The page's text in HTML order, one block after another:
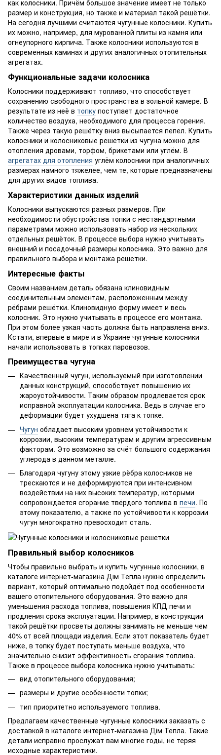
как колосники. Причём большое значение имеет не только
размер и конструкция, но также и материал такой решётки.
На сегодня лучшими считаются чугунные колосники. Купить
их можно, например, для мурованной плиты из камня или
огнеупорного кирпича. Также колосники используются в
современных каминах и других аналогичных отопительных
агрегатах.
Функциональные задачи колосника
Колосники поддерживают топливо, что способствует
сохранению свободного пространства в зольной камере. В
результате из неё в топку поступает достаточное
количество воздуха, необходимого для процесса горения.
Также через такую решётку вниз высыпается пепел. Купить
колосники и колосниковые решётки из чугуна можно для
отопления дровами, торфом, брикетами или углём. В
агрегатах для отопления углём колосники при аналогичных
размерах намного тяжелее, чем те, которые предназначены
для других видов топлива.
Характеристики данных изделий
Колосники выпускаются разных размеров. При
необходимости обустройства топки с нестандартными
параметрами можно использовать набор из нескольких
отдельных решёток. В процессе выбора нужно учитывать
внешний и посадочный размеры колосника. Это важно для
правильного выбора и монтажа решетки.
Интересные факты
Своим названием деталь обязана клиновидным
соединительным элементам, расположенным между
рёбрами решётки. Клиновидную форму имеет и весь
колосник. Это нужно учитывать в процессе его монтажа.
При этом более узкая часть должна быть направлена вниз.
Кстати, впервые в мире и в Украине чугунные колосники
начали использовать в топках паровозов.
Преимущества чугуна
Качественный чугун, используемый при изготовлении
данных конструкций, способствует повышению их
жароустойчивости. Таким образом продлевается срок
исправной эксплуатации колосника. Ведь в случае его
деформации будет ухудшена тяга к топке.
Чугун обладает высоким уровнем устойчивости к
коррозии, высоким температурам и другим агрессивным
факторам. Это возможно за счёт большого содержания
углерода в данном металле.
Благодаря чугуну этому узкие рёбра колосников не
трескаются и не деформируются при интенсивном
воздействии на них высоких температур, которыми
сопровождается сгорание твёрдого топлива в печи. По
этому показателю, а также по устойчивости к коррозии
чугун многократно превосходит сталь.
Правильный выбор колосников
Чтобы правильно выбрать и купить чугунные колосники, в
каталоге интернет-магазина Дім Тепла нужно определить
вариант, который оптимально подойдёт под особенности
вашего отопительного оборудования. Это важно для
уменьшения расхода топлива, повышения КПД печи и
продления срока эксплуатации. Например, в конструкции
такой решётки просветы должны занимать не меньше чем
40% от всей площади изделия. Если этот показатель будет
ниже, в топку будет поступать меньше воздуха, что
значительно снизит эффективность сгорания топлива.
Также в процессе выбора колосника нужно учитывать:
вид отопительного оборудования;
размеры и другие особенности топки;
тип приоритетно используемого топлива.
Предлагаем качественные чугунные колосники заказать с
доставкой в каталоге интернет-магазина Дім Тепла. Такие
детали исправно прослужат вам многие годы, не теряя
исходные характеристики.